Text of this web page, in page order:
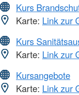
Kurs
Karte: Link zur
Kurs
Karte: Link zur
Kursangebote
Karte: Link zur